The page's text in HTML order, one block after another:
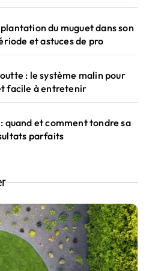
du muguet dans son
et astuces de pro
: le système malin pour
facile à entretenir
quand et comment tondre sa
parfaits